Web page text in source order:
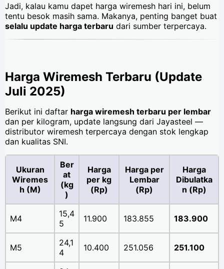
Jadi, kalau kamu dapet harga wiremesh hari ini, belum
tentu besok masih sama. Makanya, penting banget buat
selalu update harga terbaru dari sumber terpercaya.
Harga Wiremesh Terbaru (Update
Juli 2025)
Berikut ini daftar harga wiremesh terbaru per lembar
dan per kilogram, update langsung dari Jayasteel —
distributor wiremesh terpercaya dengan stok lengkap
dan kualitas SNI.
Ukuran
Wiremes
h (M)
Ber
at
(kg
)
Harga
per kg
(Rp)
Harga per
Lembar
(Rp)
Harga
Dibulatka
n (Rp)
M4
15,4
5
11.900 183.855 183.900
M5
24,1
4
10.400 251.056 251.100